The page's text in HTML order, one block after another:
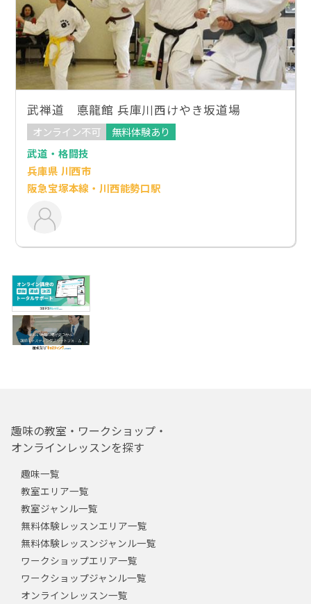
武禅道 悳龍館 兵庫川西けやき坂道場
オンライン不可
無料体験あり
武道・格闘技
兵庫県 川西市
阪急宝塚本線・川西能勢口駅
趣味の教室・ワークショップ・
オンラインレッスンを探す
趣味一覧
教室エリア一覧
教室ジャンル一覧
無料体験レッスンエリア一覧
無料体験レッスンジャンル一覧
ワークショップエリア一覧
ワークショップジャンル一覧
オンラインレッスン一覧